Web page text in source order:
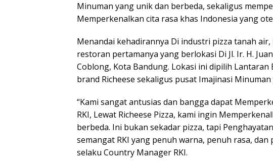
Minuman yang unik dan berbeda, sekaligus
Memperkenalkan cita rasa khas Indonesia yang
Menandai kehadirannya Di industri pizza tanah air,
restoran pertamanya yang berlokasi Di Jl. Ir. H.
Coblong, Kota Bandung. Lokasi ini dipilih
brand Richeese sekaligus pusat Imajinasi
“Kami sangat antusias dan bangga dapat
RKI, Lewat Richeese Pizza, kami ingin
berbeda. Ini bukan sekadar pizza, tapi
semangat RKI yang penuh warna, penuh rasa,
selaku Country Manager RKI.